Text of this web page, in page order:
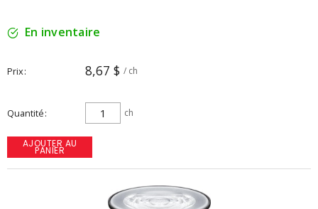
En inventaire
Prix 8,67 $ / ch
Quantité ch
AJOUTER AU
PANIER